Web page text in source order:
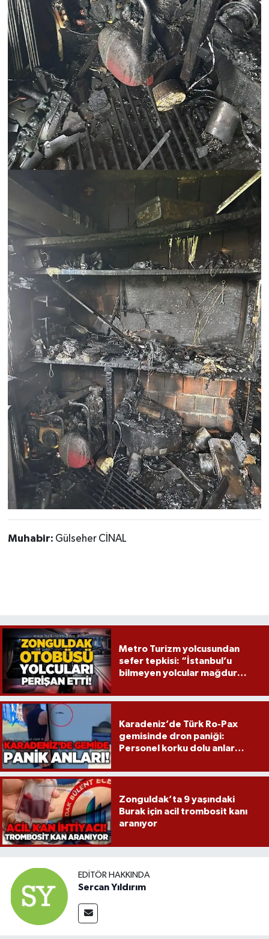
Muhabir: Gülseher CİNAL
Metro Turizm yolcusundan
sefer tepkisi: “İstanbul’u
bilmeyen yolcular mağdur
Karadeniz’de Türk Ro-Pax
gemisinde dron paniği:
Personel korku dolu anlar
Zonguldak’ta 9 yaşındaki
Burak için acil trombosit kanı
aranıyor
EDITÖR HAKKINDA
Sercan Yıldırım